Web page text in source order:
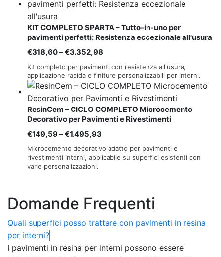
KIT COMPLETO SPARTA – Tutto-in-uno per
pavimenti perfetti: Resistenza eccezionale all'usura
€318,60–€3.352,98
di
prezzo:
da
€318,60
a
€3.352,98
Kit completo per pavimenti con resistenza all'usura,
applicazione rapida e finiture personalizzabili per interni.
ResinCem – CICLO COMPLETO Microcemento
Decorativo per Pavimenti e Rivestimenti
€149,59–€1.495,93
prezzo:
€1.495,93
Microcemento decorativo adatto per pavimenti e
rivestimenti interni, applicabile su superfici esistenti con
varie personalizzazioni.
Domande Frequenti
Quali superfici posso trattare con pavimenti in resina
per interni?
I pavimenti in resina per interni possono essere